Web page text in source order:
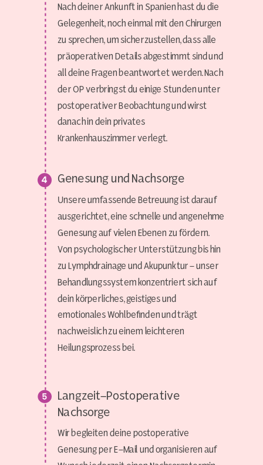
Nach deiner Ankunft in Spanien hast du die
Gelegenheit, noch einmal mit den Chirurgen
zu sprechen, um sicherzustellen, dass alle
präoperativen Details abgestimmt sind und
all deine Fragen beantwortet werden. Nach
der OP verbringst du einige Stunden unter
postoperativer Beobachtung und wirst
danach in dein privates
Krankenhauszimmer verlegt.
Genesung und Nachsorge
Unsere umfassende Betreuung ist darauf
ausgerichtet, eine schnelle und angenehme
Genesung auf vielen Ebenen zu fördern.
Von psychologischer Unterstützung bis hin
zu Lymphdrainage und Akupunktur - unser
Behandlungssystem konzentriert sich auf
dein körperliches, geistiges und
emotionales Wohlbefinden und trägt
nachweislich zu einem leichteren
Heilungsprozess bei.
Langzeit-Postoperative
Nachsorge
Wir begleiten deine postoperative
Genesung per E-Mail und organisieren auf